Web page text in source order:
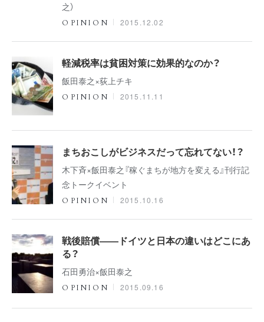
之）
OPINION 2015.12.02
軽減税率は貧困対策に効果的なのか？
飯田泰之×荻上チキ
OPINION 2015.11.11
まちおこしがビジネスだって忘れてない！？
木下斉×飯田泰之『稼ぐまちが地方を変える』刊行記
念トークイベント
OPINION 2015.10.16
戦後賠償――ドイツと日本の違いはどこにあ
る？
石田勇治×飯田泰之
OPINION 2015.09.16